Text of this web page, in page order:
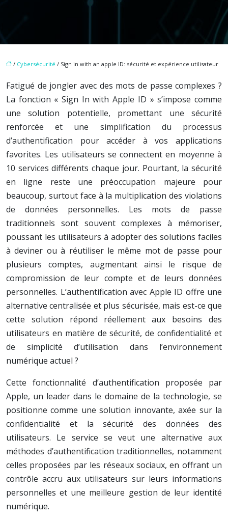
/ Cybersécurité / Sign in with an apple ID: sécurité et expérience utilisateur
Fatigué de jongler avec des mots de passe complexes ?
La fonction « Sign In with Apple ID » s’impose comme
une solution potentielle, promettant une sécurité
renforcée et une simplification du processus
d’authentification pour accéder à vos applications
favorites. Les utilisateurs se connectent en moyenne à
10 services différents chaque jour. Pourtant, la sécurité
en ligne reste une préoccupation majeure pour
beaucoup, surtout face à la multiplication des violations
de données personnelles. Les mots de passe
traditionnels sont souvent complexes à mémoriser,
poussant les utilisateurs à adopter des solutions faciles
à deviner ou à réutiliser le même mot de passe pour
plusieurs comptes, augmentant ainsi le risque de
compromission de leur compte et de leurs données
personnelles. L’authentification avec Apple ID offre une
alternative centralisée et plus sécurisée, mais est-ce que
cette solution répond réellement aux besoins des
utilisateurs en matière de sécurité, de confidentialité et
de simplicité d’utilisation dans l’environnement
numérique actuel ?
Cette fonctionnalité d’authentification proposée par
Apple, un leader dans le domaine de la technologie, se
positionne comme une solution innovante, axée sur la
confidentialité et la sécurité des données des
utilisateurs. Le service se veut une alternative aux
méthodes d’authentification traditionnelles, notamment
celles proposées par les réseaux sociaux, en offrant un
contrôle accru aux utilisateurs sur leurs informations
personnelles et une meilleure gestion de leur identité
numérique.